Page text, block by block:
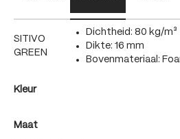
SITIVO
GREEN
Dichtheid: 80 kg/m³
Dikte: 16 mm
Bovenmateriaal:
Kleurauswählen
Maatauswählen